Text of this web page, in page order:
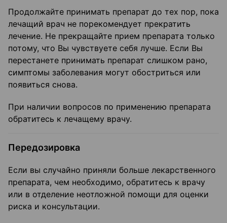
Продолжайте принимать препарат до тех пор, пока
лечащий врач не порекомендует прекратить
лечение. Не прекращайте прием препарата только
потому, что Вы чувствуете себя лучше. Если Вы
перестанете принимать препарат слишком рано,
симптомы заболевания могут обостриться или
появиться снова.
При наличии вопросов по применению препарата
обратитесь к лечащему врачу.
Передозировка
Если вы случайно приняли больше лекарственного
препарата, чем необходимо, обратитесь к врачу
или в отделение неотложной помощи для оценки
риска и консультации.